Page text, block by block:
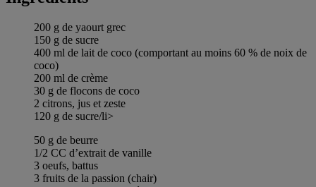
200 g de yaourt grec
150 g de sucre
400 ml de lait de coco (comportant au moins 60 % de noix de
coco)
200 ml de crème
30 g de flocons de coco
2 citrons, jus et zeste
120 g de sucre/li>
50 g de beurre
1/2 CC d’extrait de vanille
3 oeufs, battus
3 fruits de la passion (chair)